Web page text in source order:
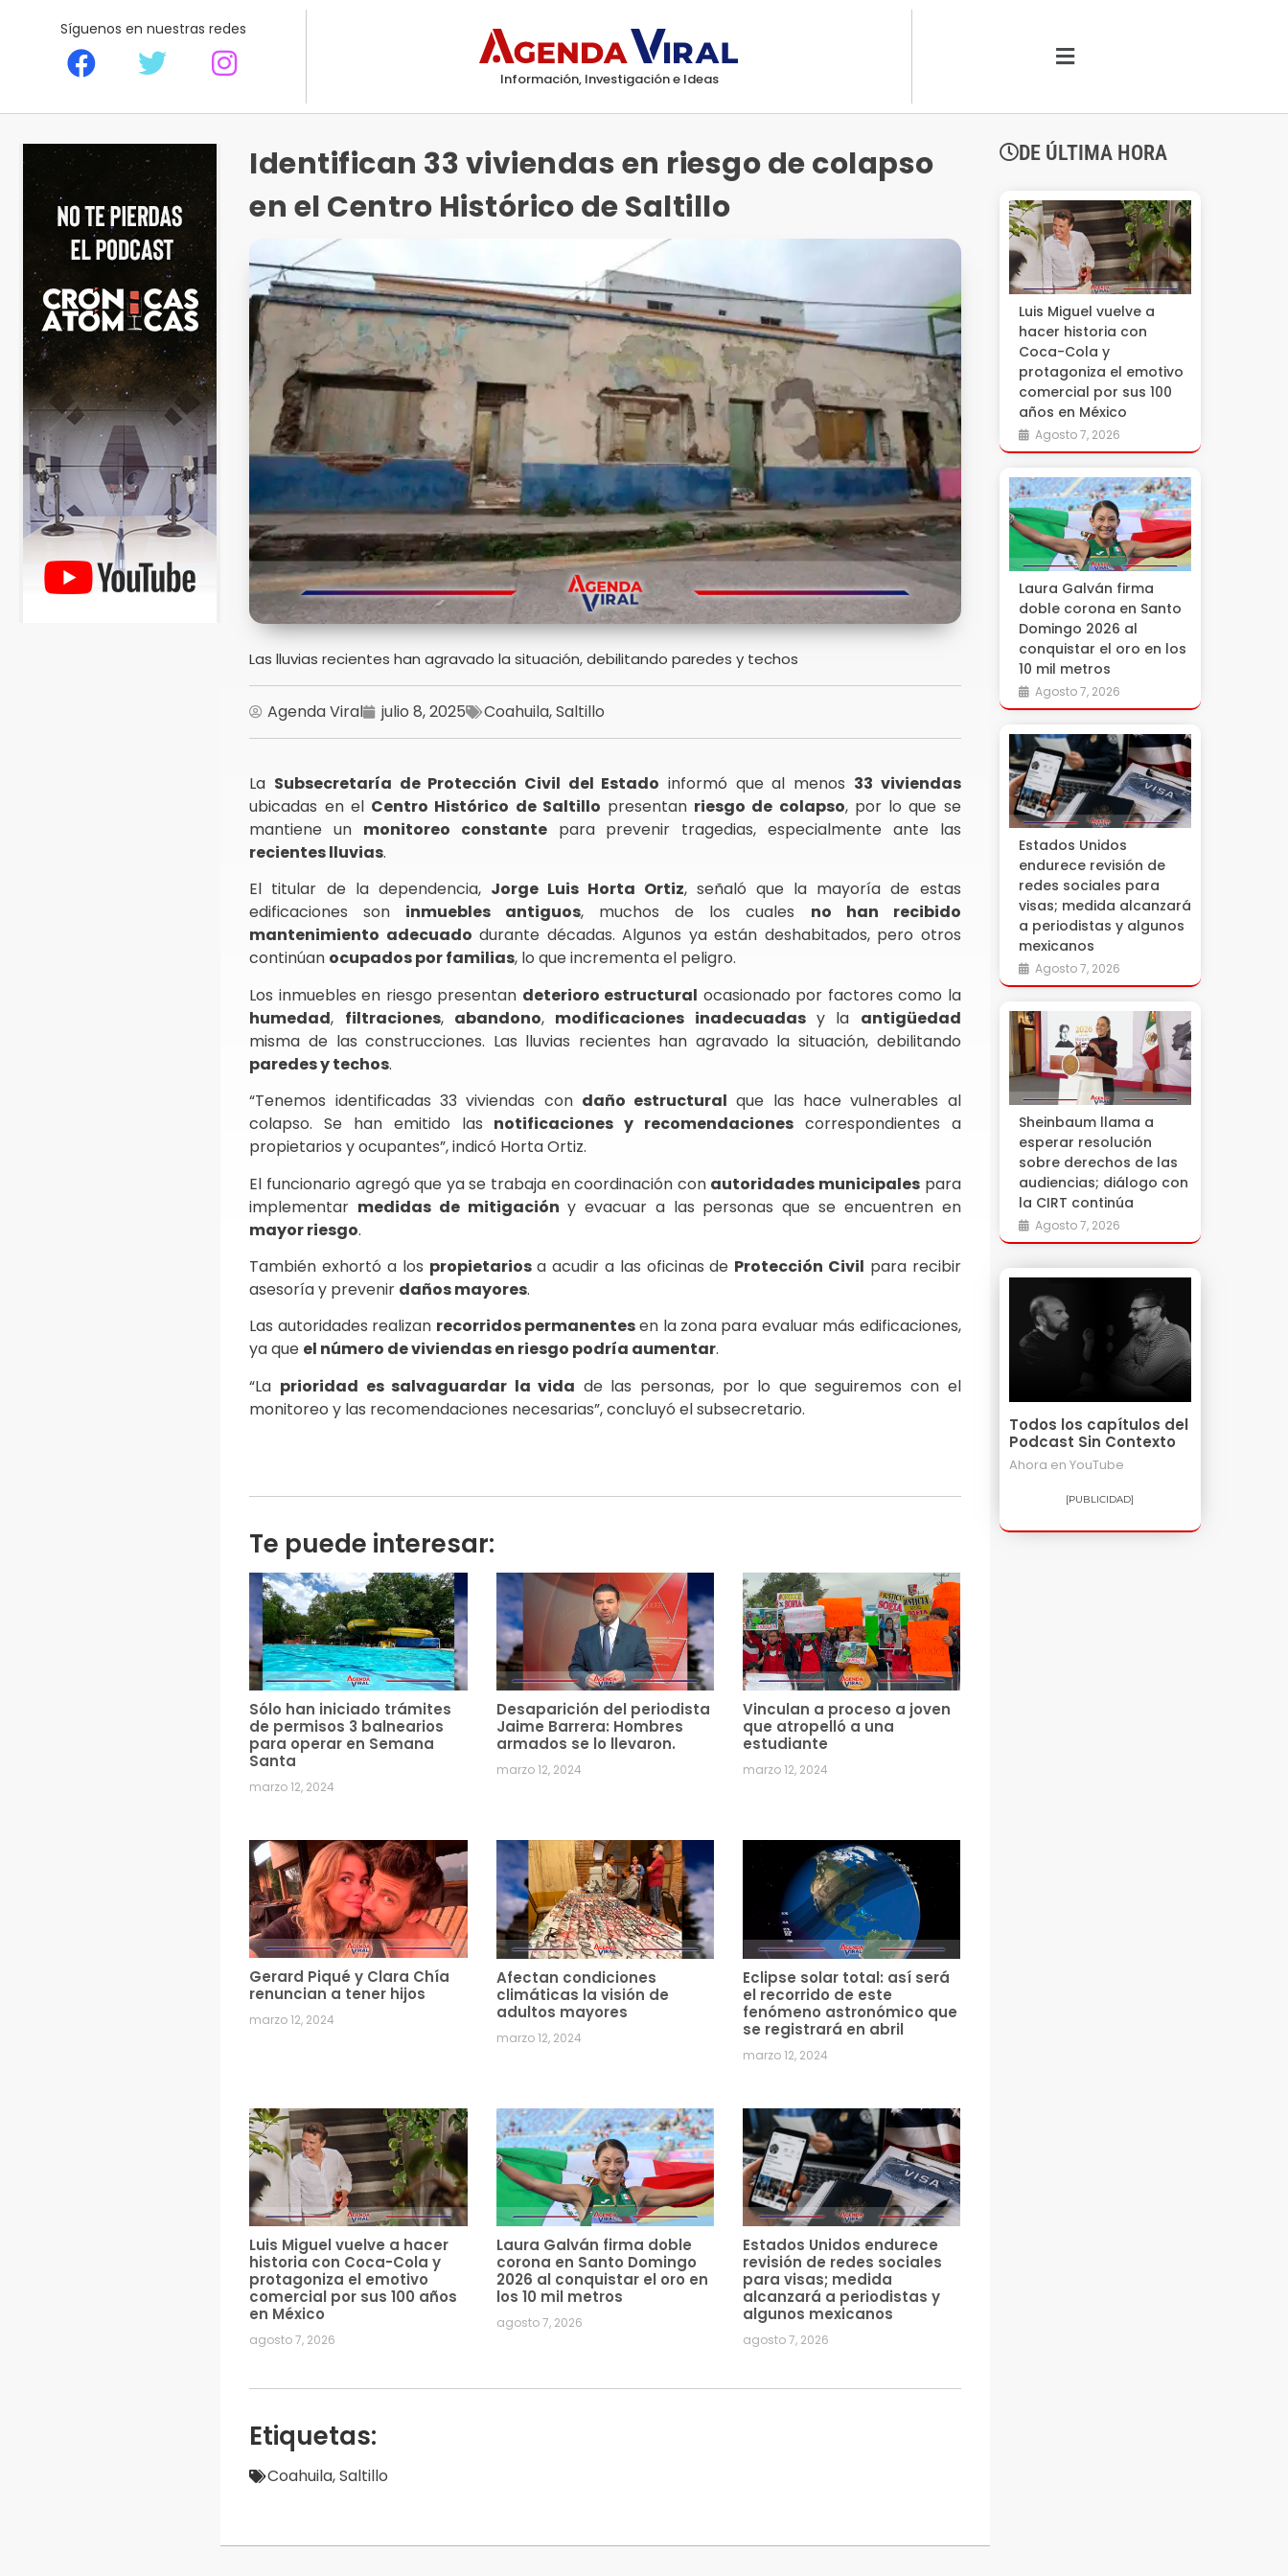
Síguenos en nuestras redes
Información, Investigación e Ideas
Identifican 33 viviendas en riesgo de colapso
en el Centro Histórico de Saltillo
Las lluvias recientes han agravado la situación, debilitando paredes y techos
Agenda Viral julio 8, 2025 Coahuila,Saltillo
La Subsecretaría de Protección Civil del Estado informó que al menos 33 viviendas
ubicadas en el Centro Histórico de Saltillo presentan riesgo de colapso, por lo que se
mantiene un monitoreo constantepara prevenir tragedias, especialmente ante las
recientes lluvias.
El titular de la dependencia, Jorge Luis Horta Ortiz, señaló que la mayoría de estas
edificaciones son inmuebles antiguos, muchos de los cuales no han recibido
mantenimiento adecuado durante décadas. Algunos ya están deshabitados, pero otros
continúan ocupados por familias, lo que incrementa el peligro.
Los inmuebles en riesgo presentan deterioro estructural ocasionado por factores como la
humedad, filtraciones, abandono, modificaciones inadecuadasy la antigüedad
misma de las construcciones. Las lluvias recientes han agravado la situación, debilitando
paredes y techos.
“Tenemos identificadas 33 viviendas con daño estructural que las hace vulnerables al
colapso. Se han emitido las notificaciones y recomendacionescorrespondientes a
propietarios y ocupantes”, indicó Horta Ortiz.
El funcionario agregó que ya se trabaja en coordinación con autoridades municipalespara
implementar medidas de mitigación y evacuar a las personas que se encuentren en
mayor riesgo.
También exhortó a los propietariosa acudir a las oficinas de Protección Civil para recibir
asesoría y prevenir daños mayores.
Las autoridades realizan recorridos permanentesen la zona para evaluar más edificaciones,
ya que el número de viviendas en riesgo podría aumentar.
“La prioridad es salvaguardar la vida de las personas, por lo que seguiremos con el
monitoreo y las recomendaciones necesarias”, concluyó el subsecretario.
Te puede interesar:
Sólo han iniciado trámites
de permisos 3 balnearios
para operar en Semana
Santa
marzo 12, 2024
Desaparición del periodista
Jaime Barrera: Hombres
armados se lo llevaron.
marzo 12, 2024
Vinculan a proceso a joven
que atropelló a una
estudiante
marzo 12, 2024
Gerard Piqué y Clara Chía
renuncian a tener hijos
marzo 12, 2024
Afectan condiciones
climáticas la visión de
adultos mayores
marzo 12, 2024
Eclipse solar total: así será
el recorrido de este
fenómeno astronómico que
se registrará en abril
marzo 12, 2024
Luis Miguel vuelve a hacer
historia con Coca-Cola y
protagoniza el emotivo
comercial por sus 100 años
en México
agosto 7, 2026
Laura Galván firma doble
corona en Santo Domingo
2026 al conquistar el oro en
los 10 mil metros
agosto 7, 2026
Estados Unidos endurece
revisión de redes sociales
para visas; medida
alcanzará a periodistas y
algunos mexicanos
agosto 7, 2026
Etiquetas:
Coahuila,Saltillo
DE ÚLTIMA HORA
Luis Miguel vuelve a
hacer historia con
Coca-Cola y
protagoniza el emotivo
comercial por sus 100
años en México
Agosto 7, 2026
Laura Galván firma
doble corona en Santo
Domingo 2026 al
conquistar el oro en los
10 mil metros
Agosto 7, 2026
Estados Unidos
endurece revisión de
redes sociales para
visas; medida alcanzará
a periodistas y algunos
mexicanos
Agosto 7, 2026
Sheinbaum llama a
esperar resolución
sobre derechos de las
audiencias; diálogo con
la CIRT continúa
Agosto 7, 2026
Todos los capítulos del
Podcast Sin Contexto
Ahora en YouTube
[PUBLICIDAD]